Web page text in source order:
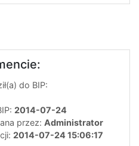
do BIP:
2014-07-24
przez: Administrator
2014-07-24 15:06:17